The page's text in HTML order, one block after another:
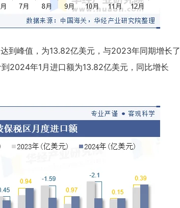
到峰值，为13.82亿美元，与2023年同期增长了
2024年1月进口额为13.82亿美元，同比增长